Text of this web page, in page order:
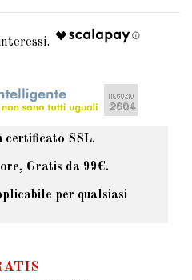
certificato SSL.
Gratis da 99€.
per qualsiasi